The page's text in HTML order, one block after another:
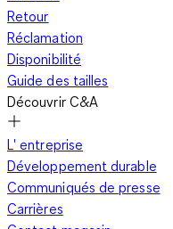
Retour
Réclamation
Disponibilité
Guide des tailles
Découvrir C&A
L' entreprise
Développement durable
Communiqués de presse
Carrières